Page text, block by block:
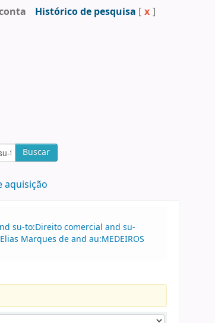
Histórico de pesquisa [ x ]
Buscar
aquisição
su-to:Direito comercial and su-
Marques de and au:MEDEIROS